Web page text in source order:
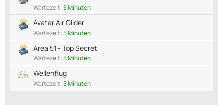
Wartezeit:5 Minuten
Avatar Air Glider
Wartezeit:5 Minuten
Area 51 - Top Secret
Wartezeit:5 Minuten
Wellenflug
Wartezeit:5 Minuten